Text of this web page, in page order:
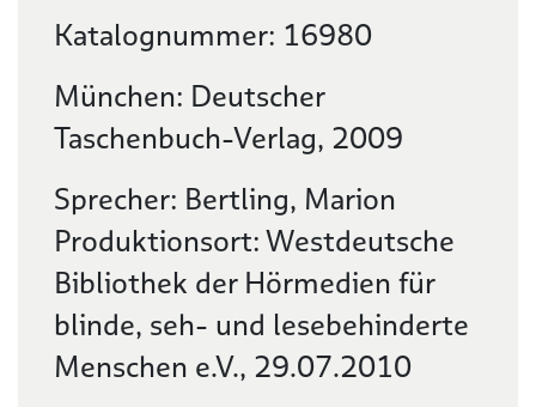
Katalognummer: 16980
München: Deutscher
Taschenbuch-Verlag, 2009
Sprecher: Bertling, Marion
Produktionsort: Westdeutsche
Bibliothek der Hörmedien für
blinde, seh- und lesebehinderte
Menschen e.V., 29.07.2010